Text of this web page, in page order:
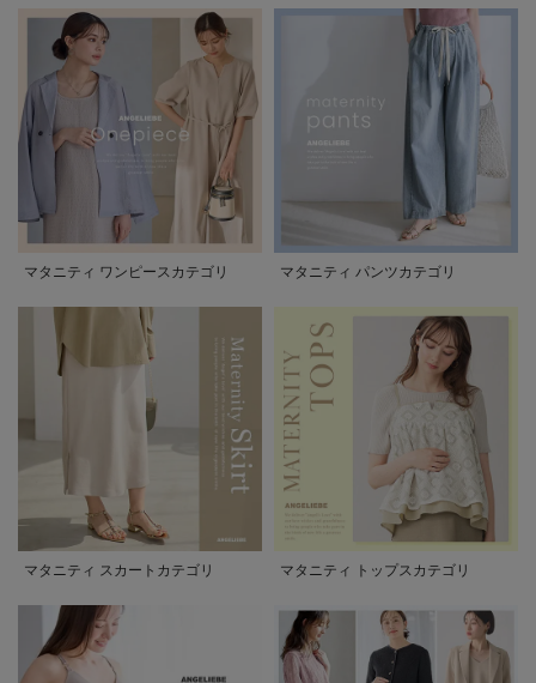
マタニティ ワンピースカテゴリ マタニティ パンツカテゴリ
マタニティ スカートカテゴリ マタニティ トップスカテゴリ